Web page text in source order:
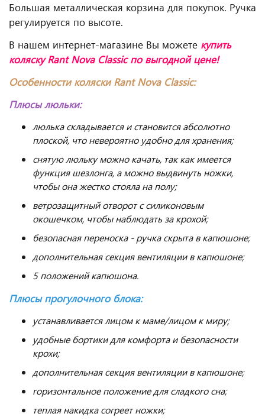
Большая металлическая корзина для покупок. Ручка
регулируется по высоте.
В нашем интернет-магазине Вы можете купить
коляску Rant Nova Classic по выгодной цене!
Особенности коляски Rant Nova Classic:
Плюсы люльки:
люлька складывается и становится абсолютно
плоской, что невероятно удобно для хранения;
снятую люльку можно качать, так как имеется
функция шезлонга, а можно выдвинуть ножки,
чтобы она жестко стояла на полу;
ветрозащитный отворот с силиконовым
окошечком, чтобы наблюдать за крохой;
безопасная переноска - ручка скрыта в капюшоне;
дополнительная секция вентиляции в капюшоне;
5 положений капюшона.
Плюсы прогулочного блока:
устанавливается лицом к маме/лицом к миру;
удобные бортики для комфорта и безопасности
крохи;
дополнительная секция вентиляции в капюшоне;
горизонтальное положение для сладкого сна;
теплая накидка согреет ножки;